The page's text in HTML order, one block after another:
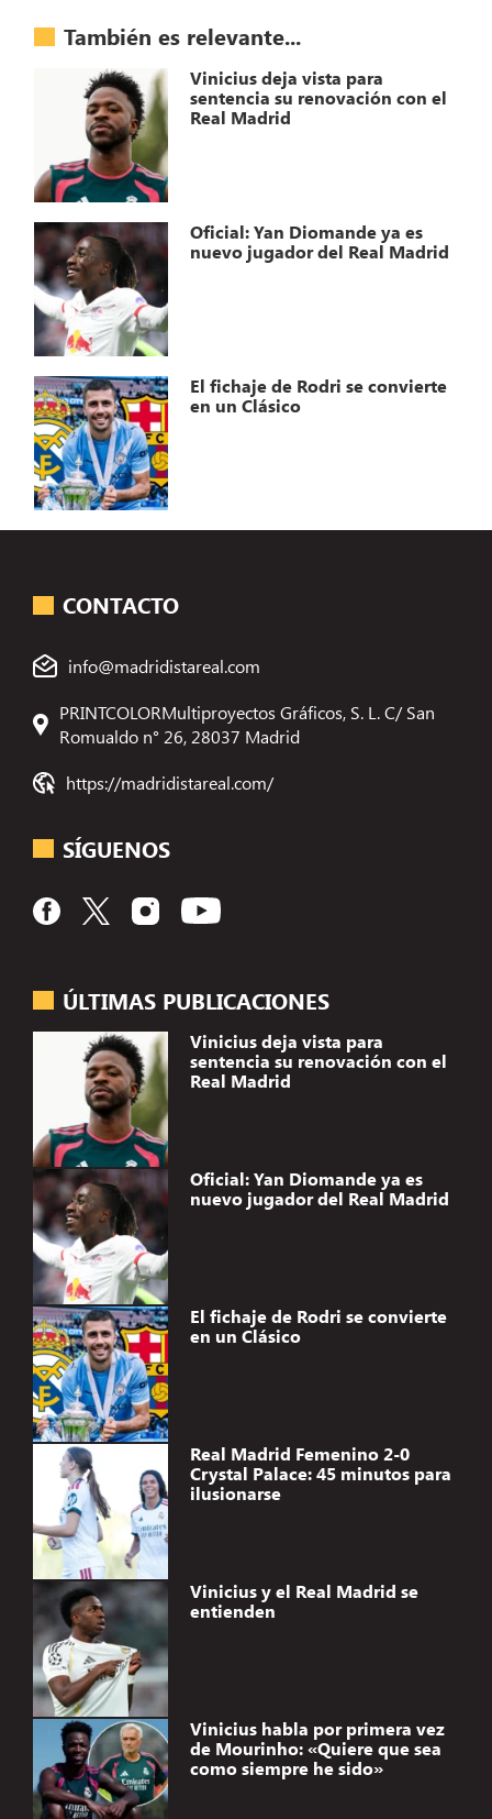
También es relevante...
Vinicius deja vista para
sentencia su renovación con el
Real Madrid
Oficial: Yan Diomande ya es
nuevo jugador del Real Madrid
El fichaje de Rodri se convierte
en un Clásico
ÚLTIMAS PUBLICACIONES
Vinicius deja vista para
sentencia su renovación con el
Real Madrid
Oficial: Yan Diomande ya es
nuevo jugador del Real Madrid
El fichaje de Rodri se convierte
en un Clásico
Real Madrid Femenino 2-0
Crystal Palace: 45 minutos para
ilusionarse
Vinicius y el Real Madrid se
entienden
Vinicius habla por primera vez
de Mourinho: «Quiere que sea
como siempre he sido»
CONTACTO
info@madridistareal.com
PRINTCOLORMultiproyectos Gráficos, S. L. C/ San
Romualdo n° 26, 28037 Madrid
https://madridistareal.com/
SÍGUENOS